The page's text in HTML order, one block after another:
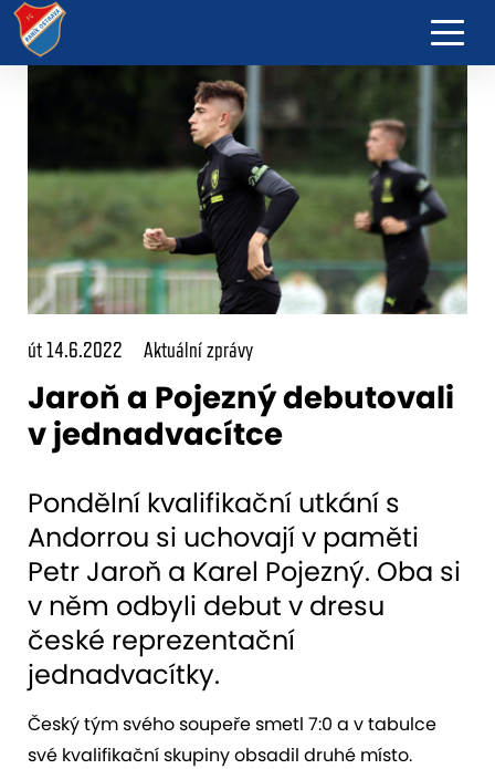
út 14.6.2022 Aktuální zprávy
Jaroň a Pojezný debutovali
v jednadvacítce
Pondělní kvalifikační utkání s
Andorrou si uchovají v paměti
Petr Jaroň a Karel Pojezný. Oba si
v něm odbyli debut v dresu
české reprezentační
jednadvacítky.
Český tým svého soupeře smetl 7:0 a v tabulce
své kvalifikační skupiny obsadil druhé místo.